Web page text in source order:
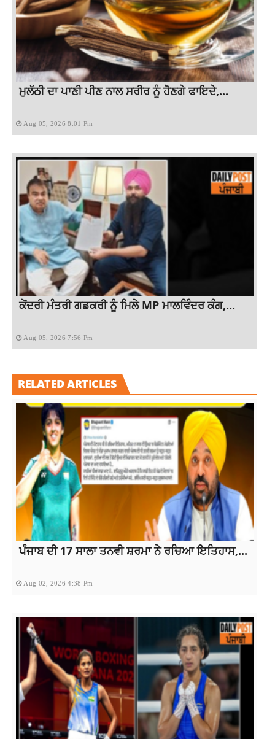
ਮੁਲੱਠੀ ਦਾ ਪਾਣੀ ਪੀਣ ਨਾਲ ਸਰੀਰ ਨੂੰ ਹੋਣਗੇ ਫਾਇਦੇ,...
Aug 05, 2026 8:01 Pm
ਕੇਂਦਰੀ ਮੰਤਰੀ ਗਡਕਰੀ ਨੂੰ ਮਿਲੇ MP ਮਾਲਵਿੰਦਰ ਕੰਗ,...
Aug 05, 2026 7:56 Pm
RELATED ARTICLES
ਪੰਜਾਬ ਦੀ 17 ਸਾਲਾ ਤਨਵੀ ਸ਼ਰਮਾ ਨੇ ਰਚਿਆ ਇਤਿਹਾਸ,...
Aug 02, 2026 4:38 Pm